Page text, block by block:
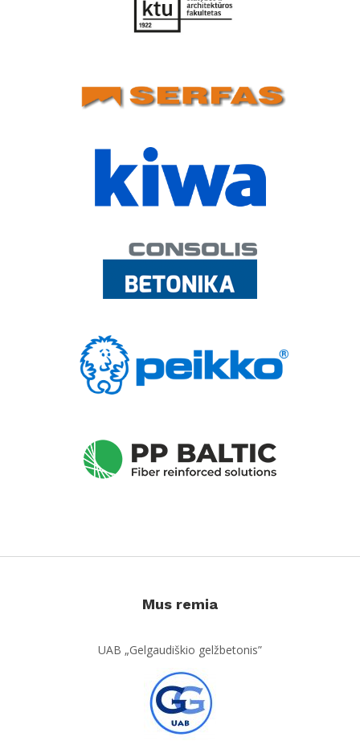
Mus remia
UAB „Gelgaudiškio gelžbetonis”